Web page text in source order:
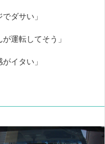
ダサい」
運転してそう」
イタい」